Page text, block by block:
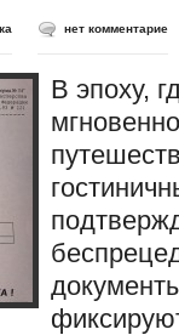
нет комментарие
В эпоху,